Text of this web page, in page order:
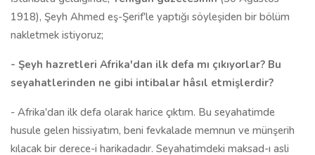
1918), Şeyh Ahmed eş-Şerif'le yaptığı söyleşiden bir bölüm
nakletmek istiyoruz;
- Şeyh hazretleri Afrika'dan ilk defa mı çıkıyorlar? Bu
seyahatlerinden ne gibi intibalar hâsıl etmişlerdir?
- Afrika'dan ilk defa olarak harice çıktım. Bu seyahatimde
husule gelen hissiyatım, beni fevkalade memnun ve münşerih
kılacak bir derece-i harikadadır. Seyahatimdeki maksad-ı asli